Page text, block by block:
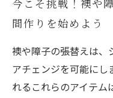
今こそ挑戦！襖や
間作りを始めよう
襖や障子の張替えは、
アチェンジを可能にし
れるこれらのアイテム